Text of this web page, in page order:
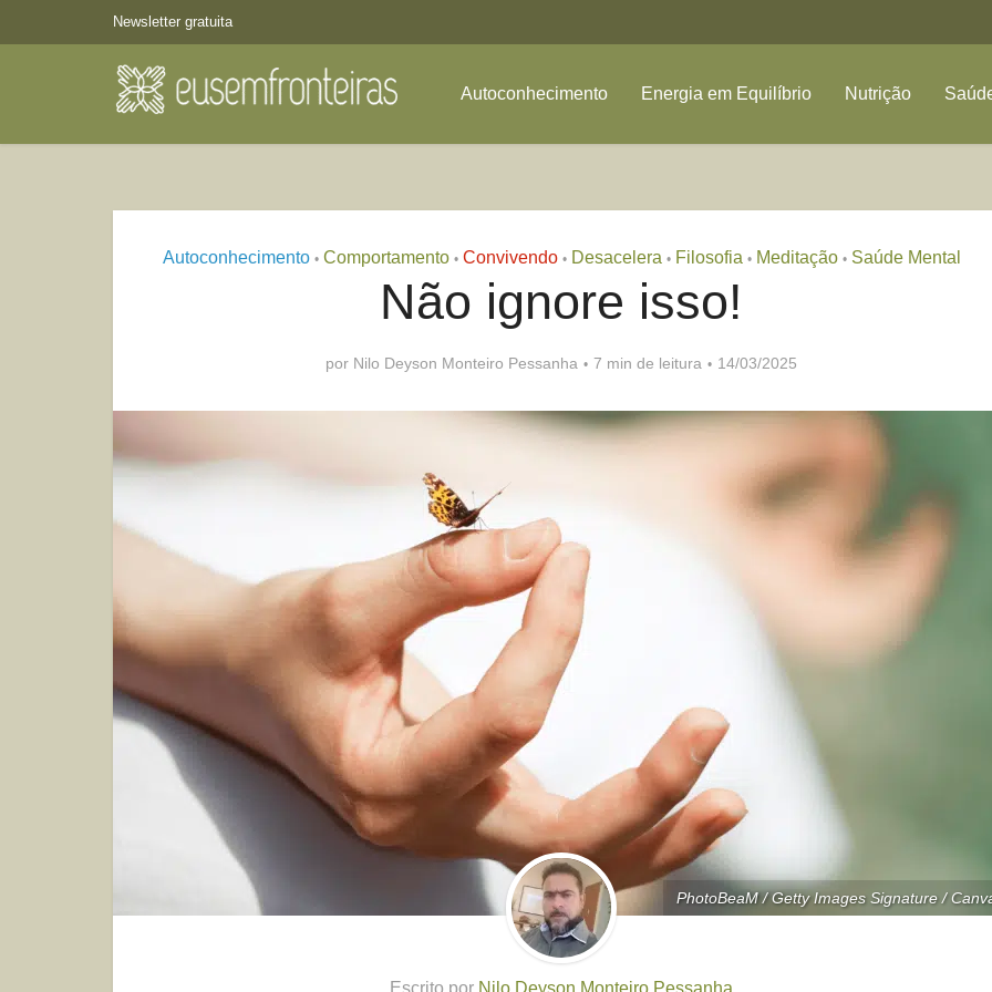
Newsletter gratuita
Autoconhecimento Energia em Equilíbrio Nutrição
Autoconhecimento • Comportamento • Convivendo • Desacelera • Filosofia • Meditação • Saúde Mental
Não ignore isso!
por Nilo Deyson Monteiro Pessanha 7 min de leitura 14/03/2025
PhotoBeaM / Getty Images Signature /
Escrito por Nilo Deyson Monteiro Pessanha